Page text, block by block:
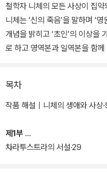
철학자 니체의 모든 사상이 집
니체는 ‘신의 죽음’을 말하며 ‘
개념을 밝히고 ‘초인’의 이상을
로 하고 영역본과 일역본을 함
목차
작품 해설｜니체의 생애와 사상
제1부
차라투스트라의 서설·29